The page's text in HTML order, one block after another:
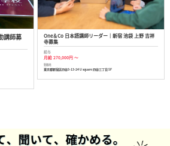
講師募
One＆Co 日本語講師リーダー｜新宿 池袋 上野 吉祥
寺募集
給与
月給 270,000円 ～
勤務地
東京都新宿区四谷3-13-24 U square 四谷三丁目 5F